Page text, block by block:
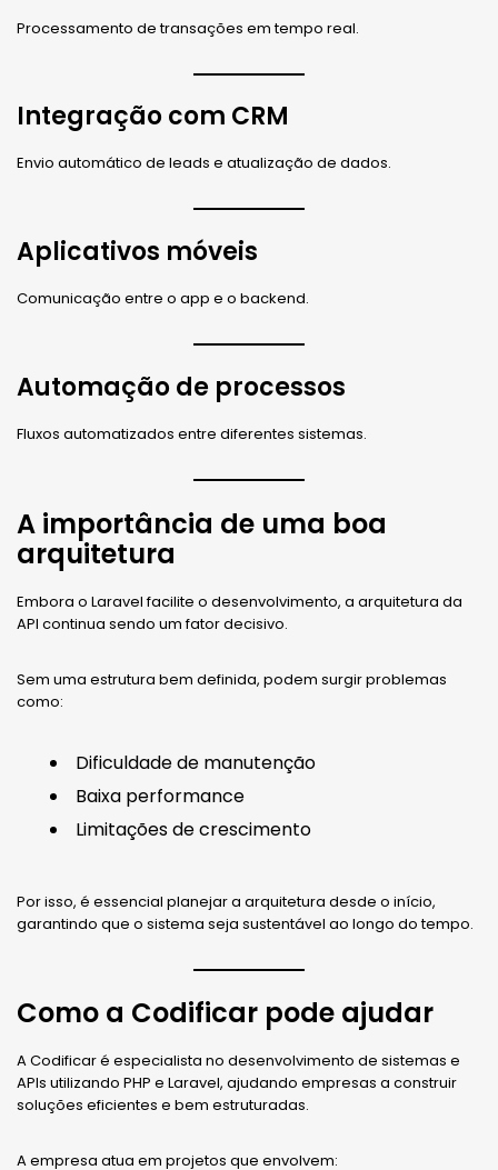
Processamento de transações em tempo real.
Integração com CRM
Envio automático de leads e atualização de dados.
Aplicativos móveis
Comunicação entre o app e o backend.
Automação de processos
Fluxos automatizados entre diferentes sistemas.
A importância de uma boa
arquitetura
Embora o Laravel facilite o desenvolvimento, a arquitetura da
API continua sendo um fator decisivo.
Sem uma estrutura bem definida, podem surgir problemas
como:
Dificuldade de manutenção
Baixa performance
Limitações de crescimento
Por isso, é essencial planejar a arquitetura desde o início,
garantindo que o sistema seja sustentável ao longo do tempo.
Como a Codificar pode ajudar
A Codificar é especialista no desenvolvimento de sistemas e
APIs utilizando PHP e Laravel, ajudando empresas a construir
soluções eficientes e bem estruturadas.
A empresa atua em projetos que envolvem: